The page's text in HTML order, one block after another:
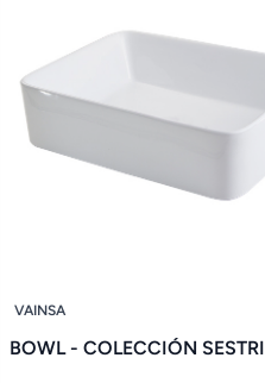
VAINSA
BOWL - COLECCIÓN SESTRI